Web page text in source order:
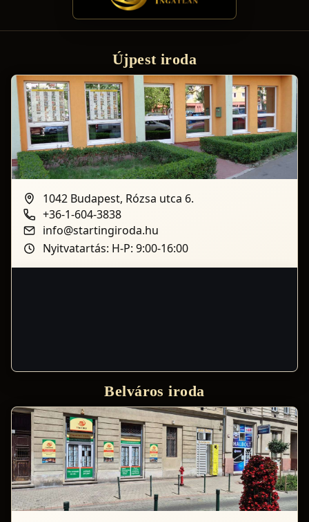
Újpest iroda
1042 Budapest, Rózsa utca 6.
+36-1-604-3838
info@startingiroda.hu
Nyitvatartás: H-P: 9:00-16:00
Belváros iroda